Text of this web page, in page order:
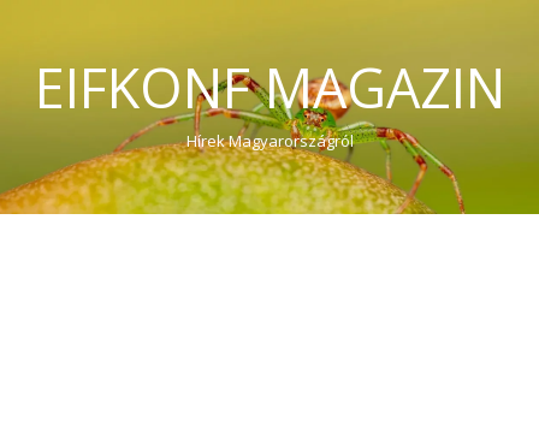
EIFKONF MAGAZIN
Hírek Magyarországról